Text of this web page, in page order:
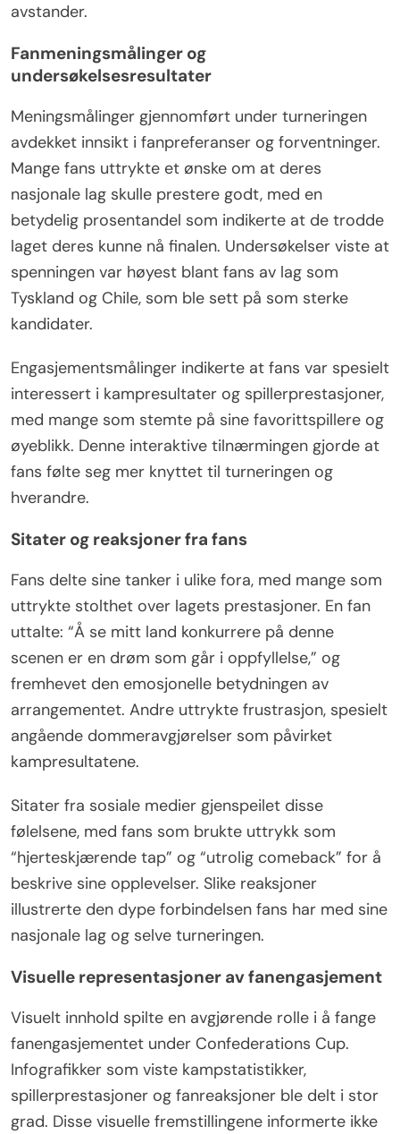
avstander.
Fanmeningsmålinger og
undersøkelsesresultater
Meningsmålinger gjennomført under turneringen
avdekket innsikt i fanpreferanser og forventninger.
Mange fans uttrykte et ønske om at deres
nasjonale lag skulle prestere godt, med en
betydelig prosentandel som indikerte at de trodde
laget deres kunne nå finalen. Undersøkelser viste at
spenningen var høyest blant fans av lag som
Tyskland og Chile, som ble sett på som sterke
kandidater.
Engasjementsmålinger indikerte at fans var spesielt
interessert i kampresultater og spillerprestasjoner,
med mange som stemte på sine favorittspillere og
øyeblikk. Denne interaktive tilnærmingen gjorde at
fans følte seg mer knyttet til turneringen og
hverandre.
Sitater og reaksjoner fra fans
Fans delte sine tanker i ulike fora, med mange som
uttrykte stolthet over lagets prestasjoner. En fan
uttalte: “Å se mitt land konkurrere på denne
scenen er en drøm som går i oppfyllelse,” og
fremhevet den emosjonelle betydningen av
arrangementet. Andre uttrykte frustrasjon, spesielt
angående dommeravgjørelser som påvirket
kampresultatene.
Sitater fra sosiale medier gjenspeilet disse
følelsene, med fans som brukte uttrykk som
“hjerteskjærende tap” og “utrolig comeback” for å
beskrive sine opplevelser. Slike reaksjoner
illustrerte den dype forbindelsen fans har med sine
nasjonale lag og selve turneringen.
Visuelle representasjoner av fanengasjement
Visuelt innhold spilte en avgjørende rolle i å fange
fanengasjementet under Confederations Cup.
Infografikker som viste kampstatistikker,
spillerprestasjoner og fanreaksjoner ble delt i stor
grad. Disse visuelle fremstillingene informerte ikke